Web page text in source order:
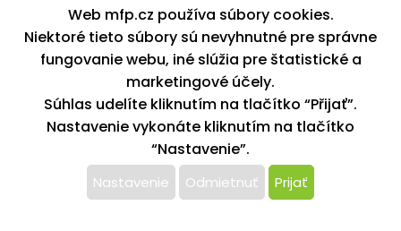
K stiahnutiu
Blog
Kontakt
Kariéra
XML feed
Copyright © 2026, MFP paper s. r. o. | Všetky práva vyhradené
design by MFP
Tento web používa k poskytovaniu služieb,
Web mfp.cz používa súbory cookies.
Niektoré tieto súbory sú nevyhnutné pre správne
fungovanie webu, iné slúžia pre štatistické a
marketingové účely.
Súhlas udelíte kliknutím na tlačítko “Přijať”.
Nastavenie vykonáte kliknutím na tlačítko
“Nastavenie”.
Nastavenie Odmietnuť Prijať